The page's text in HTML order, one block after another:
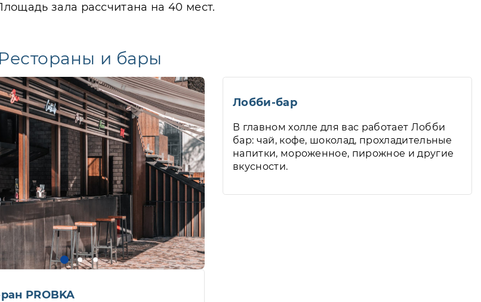
зала рассчитана на 40 мест.
Рестораны и бары
PROBKA
Лобби-бар
В главном холле для вас работает Лобби
бар: чай, кофе, шоколад, прохладительные
напитки, мороженное, пирожное и другие
вкусности.